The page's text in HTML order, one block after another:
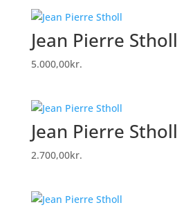
Jean Pierre Stholl
5.000,00kr.
Jean Pierre Stholl
2.700,00kr.